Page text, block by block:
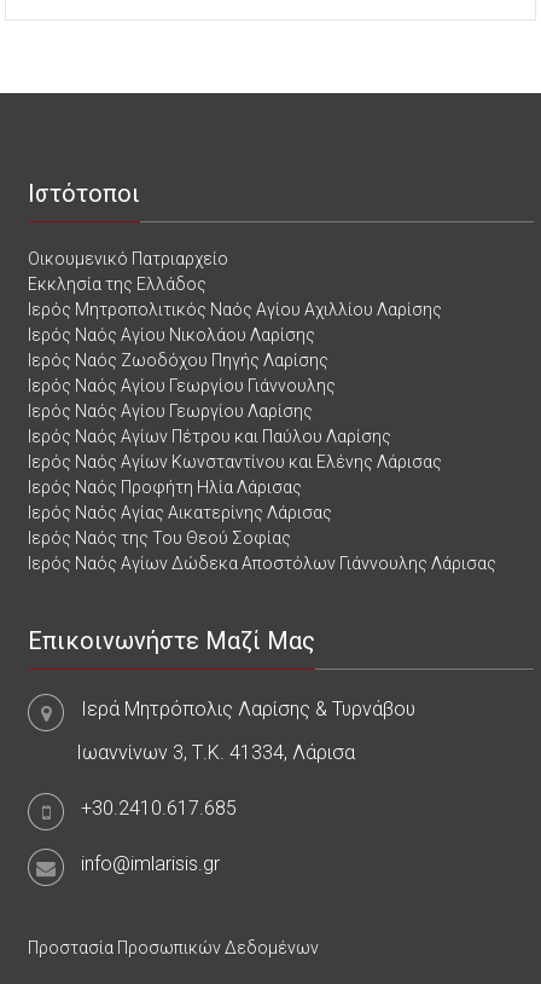
Ιστότοποι
Οικουμενικό Πατριαρχείο
Εκκλησία της Ελλάδος
Ιερός Μητροπολιτικός Ναός Αγίου Αχιλλίου Λαρίσης
Ιερός Ναός Αγίου Νικολάου Λαρίσης
Ιερός Ναός Ζωοδόχου Πηγής Λαρίσης
Ιερός Ναός Αγίου Γεωργίου Γιάννουλης
Ιερός Ναός Αγίου Γεωργίου Λαρίσης
Ιερός Ναός Αγίων Πέτρου και Παύλου Λαρίσης
Ιερός Ναός Αγίων Κωνσταντίνου και Ελένης Λάρισας
Ιερός Ναός Προφήτη Ηλία Λάρισας
Ιερός Ναός Αγίας Αικατερίνης Λάρισας
Ιερός Ναός της Του Θεού Σοφίας
Ιερός Ναός Αγίων Δώδεκα Αποστόλων Γιάννουλης Λάρισας
Επικοινωνήστε Μαζί Μας
Ιερά Μητρόπολις Λαρίσης & Τυρνάβου
Ιωαννίνων 3, Τ.Κ. 41334, Λάρισα
+30.2410.617.685
info@imlarisis.gr
Προστασία Προσωπικών Δεδομένων